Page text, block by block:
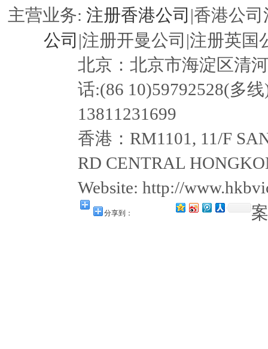
主营业务: 注册香港公司 |香港公
公司 |注册开曼公司|注册英
北京：北京市海淀区清
话:(86 10)59792528(多
13811231699
香港：RM1101, 11/F
RD CENTRAL
Website: http://
分享到：